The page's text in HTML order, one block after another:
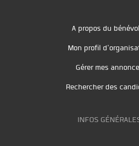
A propos du
Mon profil
Gérer mes
Rechercher des
INFOS